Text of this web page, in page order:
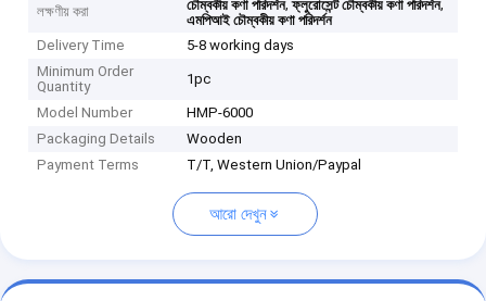
লক্ষণীয় করা চৌম্বকীয় কণা পরিদর্শন,ফ্লুরোসেন্ট চৌম্বকীয় কণা পরিদর্শন,
এমপিআই চৌম্বকীয় কণা পরিদর্শন
Delivery Time
5-8 working days
Minimum Order
Quantity
1pc
Model Number
HMP-6000
Packaging Details
Wooden
Payment Terms
T/T, Western Union/Paypal
আরো দেখুন